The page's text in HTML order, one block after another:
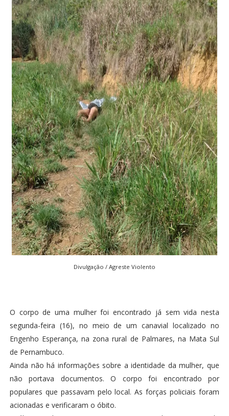
Divulgação / Agreste Violento
O corpo de uma mulher foi encontrado já sem vida nesta
segunda-feira (16), no meio de um canavial localizado no
Engenho Esperança, na zona rural de Palmares, na Mata Sul
de Pernambuco.
Ainda não há informações sobre a identidade da mulher, que
não portava documentos. O corpo foi encontrado por
populares que passavam pelo local. As forças policiais foram
acionadas e verificaram o óbito.